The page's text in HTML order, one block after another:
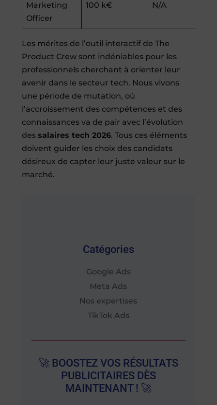
Marketing
Officer
100 k€ N/A
Les mérites de l’outil interactif de The
Product Crew sont indéniables pour les
professionnels cherchant à orienter leur
avenir dans le secteur tech. Nous vivons
une période de mutation, où
l’accroissement des compétences et des
connaissances va de pair avec l’évolution
des salaires tech 2026. Tous ces éléments
doivent guider les choix des candidats
désireux de capter leur juste valeur sur le
marché.
Catégories
Google Ads
Meta Ads
Nos expertises
TikTok Ads
🚀 BOOSTEZ VOS RÉSULTATS
PUBLICITAIRES DÈS
MAINTENANT ! 🚀